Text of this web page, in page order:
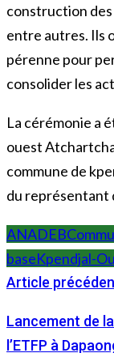
construction
entre autres. Ils
pérenne pour
consolider les
La cérémonie a
ouest
commune de
du représentant
ANADEB
baseKpendjal-
Article
Lancement de
l’ETFP à